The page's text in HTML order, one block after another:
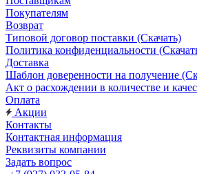
Покупателям
Возврат
Типовой договор поставки (Скачать)
Политика конфиденциальности
Доставка
Шаблон доверенности на получение
Акт о расхождении в количестве и
Оплата
Акции
Контакты
Контактная информация
Реквизиты компании
Задать вопрос